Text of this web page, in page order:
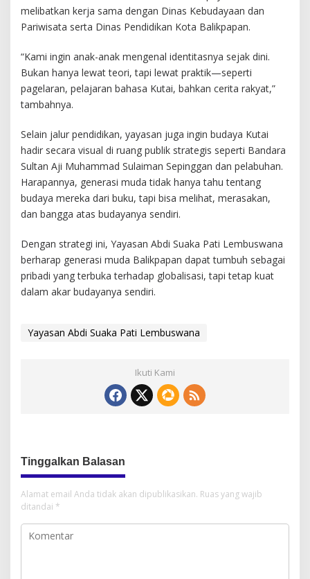
melibatkan kerja sama dengan Dinas Kebudayaan dan
Pariwisata serta Dinas Pendidikan Kota Balikpapan.
“Kami ingin anak-anak mengenal identitasnya sejak dini.
Bukan hanya lewat teori, tapi lewat praktik—seperti
pagelaran, pelajaran bahasa Kutai, bahkan cerita rakyat,”
tambahnya.
Selain jalur pendidikan, yayasan juga ingin budaya Kutai
hadir secara visual di ruang publik strategis seperti Bandara
Sultan Aji Muhammad Sulaiman Sepinggan dan pelabuhan.
Harapannya, generasi muda tidak hanya tahu tentang
budaya mereka dari buku, tapi bisa melihat, merasakan,
dan bangga atas budayanya sendiri.
Dengan strategi ini, Yayasan Abdi Suaka Pati Lembuswana
berharap generasi muda Balikpapan dapat tumbuh sebagai
pribadi yang terbuka terhadap globalisasi, tapi tetap kuat
dalam akar budayanya sendiri.
Yayasan Abdi Suaka Pati Lembuswana
Ikuti Kami
Tinggalkan Balasan
Alamat email Anda tidak akan dipublikasikan. Ruas yang wajib
ditandai *